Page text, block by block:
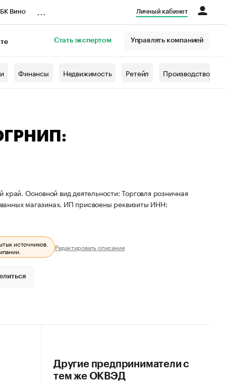
Вино Личный кабинет
Стать экспертом Управлять компанией
Финансы Недвижимость Ретейл Производство
Основной вид деятельности: Торговля розничная
магазинах. ИП присвоены реквизиты ИНН:
источников.
Редактировать описание
Другие предприниматели с
тем же ОКВЭД